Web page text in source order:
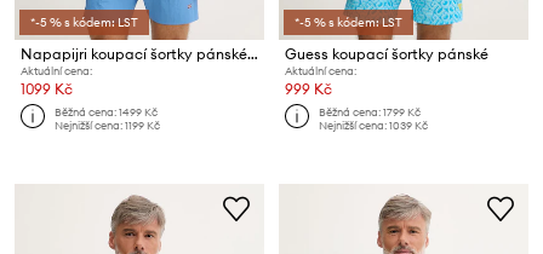
*-5 % s kódem: LST
Napapijri koupací šortky pánské HALDANE
Aktuální cena:
1099 Kč
Běžná cena:1499 Kč
Nejnižší cena:1199 Kč
*-5 % s kódem: LST
Guess koupací šortky pánské
Aktuální cena:
999 Kč
Běžná cena:1799 Kč
Nejnižší cena:1039 Kč